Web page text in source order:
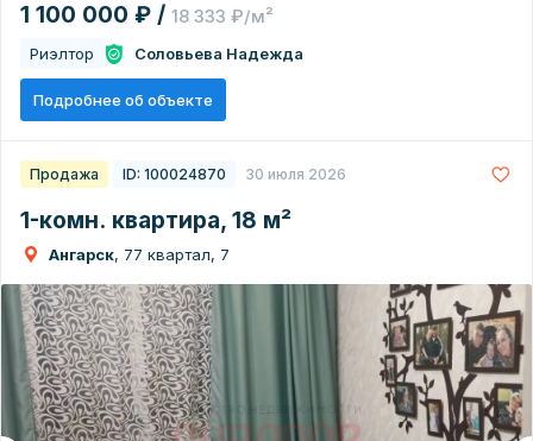
1 100 000 ₽ / 18 333 ₽/м²
Риэлтор Соловьева Надежда
Подробнее об объекте
Продажа ID: 100024870 30 июля 2026
1-комн. квартира, 18 м²
Ангарск, 77 квартал, 7